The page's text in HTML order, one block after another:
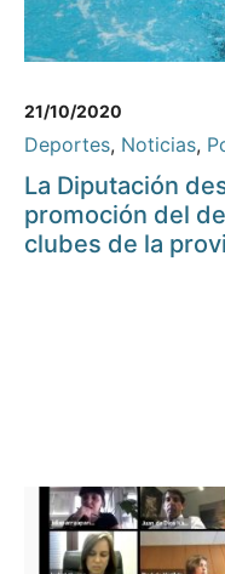
21/10/2020
Deportes, Noticias,
La Diputación
promoción del
clubes de la